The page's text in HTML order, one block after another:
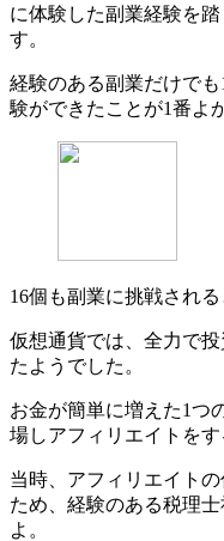
に体験した副業経験を
す。
経験のある副業だけで
験ができたことが1番よ
16個も副業に挑戦され
仮想通貨では、全力で
たようでした。
お金が簡単に増えた1つ
場しアフィリエイトをす
当時、アフィリエイト
ため、経験のある税理
よ。